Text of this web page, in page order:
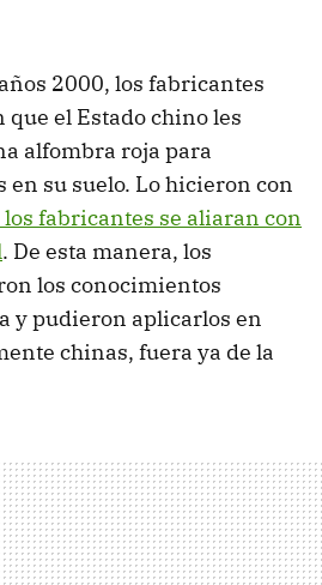
2000, los fabricantes
el Estado chino les
alfombra roja para
en su suelo. Lo hicieron con
los fabricantes se aliaran con
. De esta manera, los
los conocimientos
y pudieron aplicarlos en
chinas, fuera ya de la